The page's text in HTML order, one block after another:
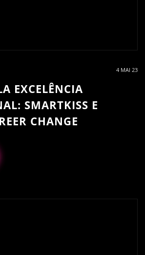
4 MAI 23
EXCELÊNCIA
SMARTKISS E
CHANGE